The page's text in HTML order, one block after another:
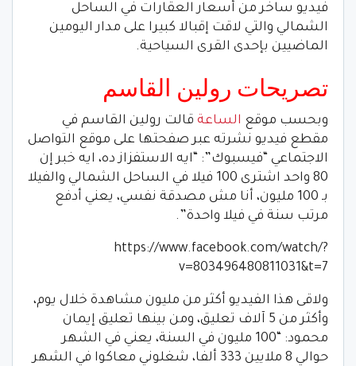
فيديو ساخر من أسعار العقارات في الساحل
الشمالي والتي لاقت إقبالا كبيرا على مدار اليومين
الماضيين بإحدى القرى السياحية.
تصريحات رولين القاسم
وبحسب موقع الساعة قالت رولين القاسم في
مقطع فيديو نشرته عبر صفحتها على موقع التواصل
الاجتماعي “فيسبوك”: “ايه الاستفزاز ده، ايه خبر إن
80 واحد اشترى 100 فيلا في الساحل الشمالي والفيلا
بـ 100 مليون، أنا مش مصدقة نفسي، يعني أدفع
مرتب سنة في فيلا واحدة”.
https://www.facebook.com/watch/?
v=803496480811031&t=7
ولاقى هذا الفيديو أكثر من مليون مشاهدة خلال يوم،
وأكثر من 5 آلاف تعليق، ومن بينها تعليق إيمان
محمود: “100 مليون في السنة، يعني في الشهر
حوالي 8 ملايين 333 ألفا، شغلوني معاكوا في الشهر